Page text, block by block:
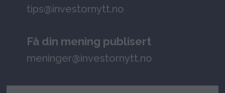
tips@investornytt.no
Få din mening publisert
meninger@investornytt.no